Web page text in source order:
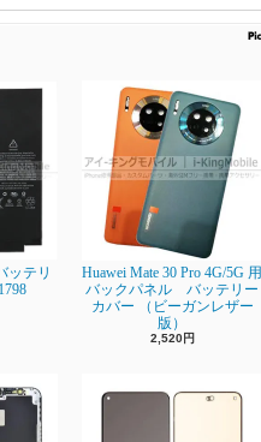
ッテリ
Huawei Mate 30 Pro 4G/5G 用
バックパネル バッテリー
カバー （ビーガンレザー
版）
2,520円